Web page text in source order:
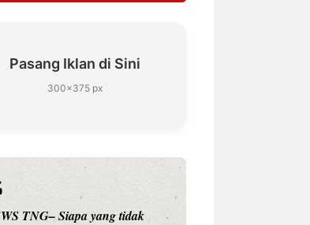
Pasang Iklan di Sini
300×375 px
tidak
NEWS TNG– Siapa sangka, dua